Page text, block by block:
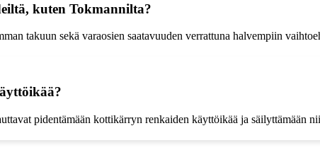
kuten Tokmannilta?
takuun sekä varaosien saatavuuden verrattuna halvempiin
pidentämään kottikärryn renkaiden käyttöikää ja säilyttämään